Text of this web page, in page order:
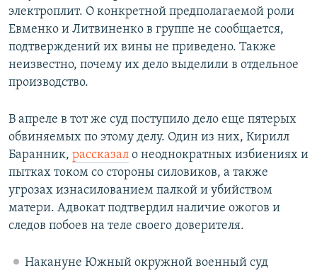
электроплит. О конкретной предполагаемой роли
Евменко и Литвиненко в группе не сообщается,
подтверждений их вины не приведено. Также
неизвестно, почему их дело выделили в отдельное
производство.
В апреле в тот же суд поступило дело еще пятерых
обвиняемых по этому делу. Один из них, Кирилл
Баранник, рассказал о неоднократных избиениях и
пытках током со стороны силовиков, а также
угрозах изнасилованием палкой и убийством
матери. Адвокат подтвердил наличие ожогов и
следов побоев на теле своего доверителя.
Накануне Южный окружной военный суд